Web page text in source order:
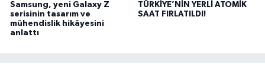
Samsung, yeni Galaxy Z
serisinin tasarım ve
mühendislik hikâyesini
anlattı
TÜRKİYE’NİN YERLİ ATOMİK
SAAT FIRLATILDI!